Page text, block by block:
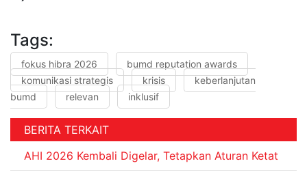
Tags:
fokus hibra 2026
bumd reputation awards
komunikasi strategis
krisis
keberlanjutan
bumd
relevan inklusif
BERITA TERKAIT
AHI 2026 Kembali Digelar, Tetapkan Aturan Ketat